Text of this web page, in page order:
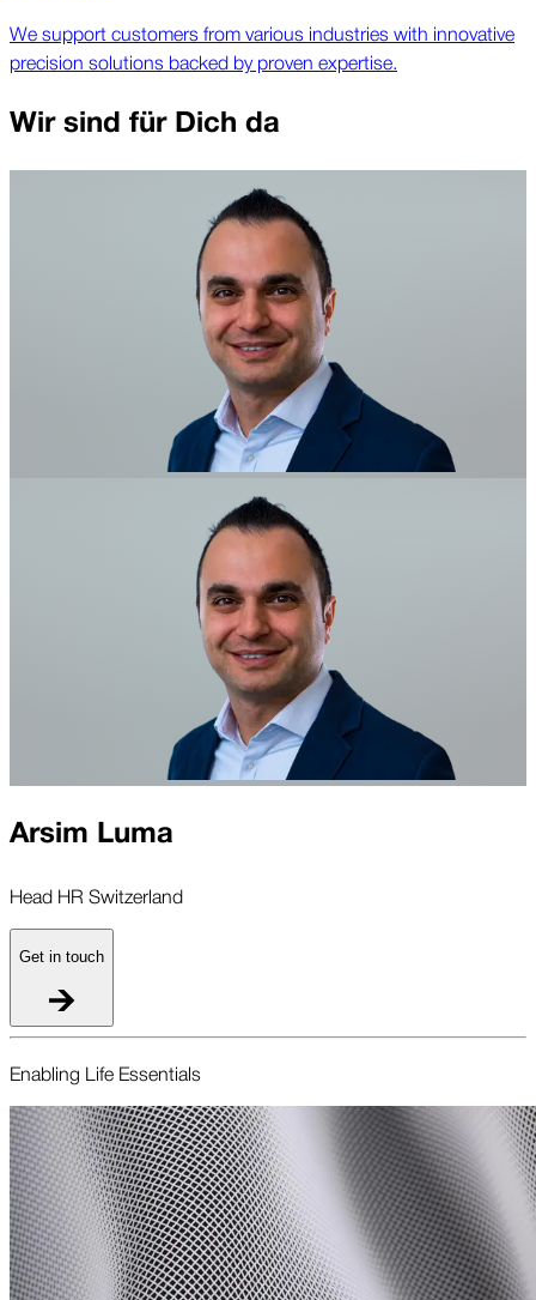
We support customers from various industries with innovative
precision solutions backed by proven expertise.
Wir sind für Dich da
Arsim Luma
Head HR Switzerland
Get in touch
Enabling Life Essentials